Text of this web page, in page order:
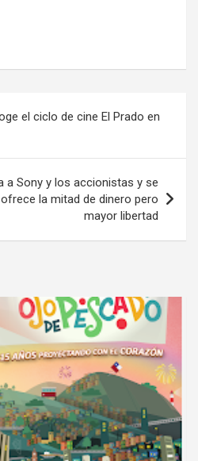
el ciclo de cine El Prado en
a Sony y los accionistas y se
la mitad de dinero pero
mayor libertad